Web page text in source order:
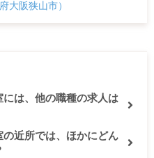
大阪狭山市）
は、他の職種の求人は
近所では、ほかにどん